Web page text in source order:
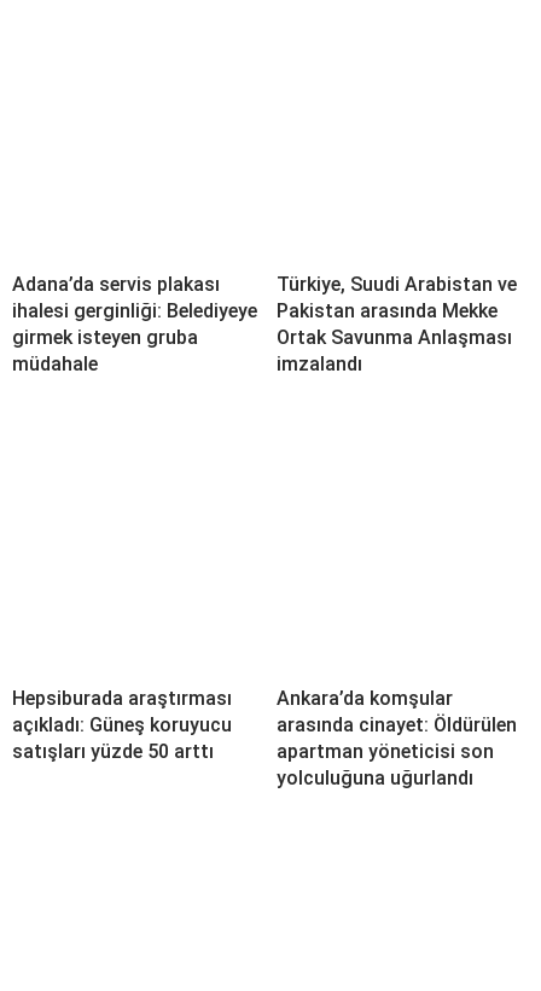
Adana’da servis plakası
ihalesi gerginliği: Belediyeye
girmek isteyen gruba
müdahale
Türkiye, Suudi Arabistan ve
Pakistan arasında Mekke
Ortak Savunma Anlaşması
imzalandı
Hepsiburada araştırması
açıkladı: Güneş koruyucu
satışları yüzde 50 arttı
Ankara’da komşular
arasında cinayet: Öldürülen
apartman yöneticisi son
yolculuğuna uğurlandı